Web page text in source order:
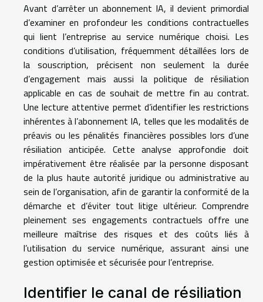
Avant d’arrêter un abonnement IA, il devient primordial
d’examiner en profondeur les conditions contractuelles
qui lient l’entreprise au service numérique choisi. Les
conditions d’utilisation, fréquemment détaillées lors de
la souscription, précisent non seulement la durée
d’engagement mais aussi la politique de résiliation
applicable en cas de souhait de mettre fin au contrat.
Une lecture attentive permet d’identifier les restrictions
inhérentes à l’abonnement IA, telles que les modalités de
préavis ou les pénalités financières possibles lors d’une
résiliation anticipée. Cette analyse approfondie doit
impérativement être réalisée par la personne disposant
de la plus haute autorité juridique ou administrative au
sein de l’organisation, afin de garantir la conformité de la
démarche et d’éviter tout litige ultérieur. Comprendre
pleinement ses engagements contractuels offre une
meilleure maîtrise des risques et des coûts liés à
l’utilisation du service numérique, assurant ainsi une
gestion optimisée et sécurisée pour l’entreprise.
Identifier le canal de résiliation